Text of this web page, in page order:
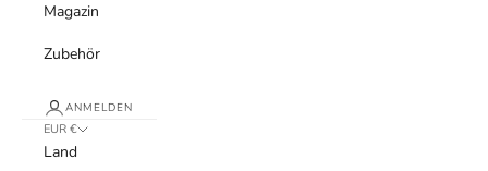
Magazin
Zubehör
ANMELDEN
EUR €
Land